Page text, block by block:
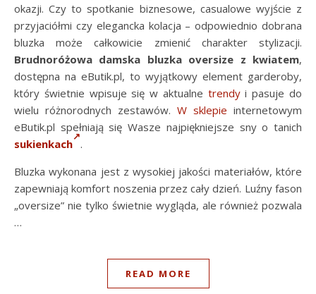
okazji. Czy to spotkanie biznesowe, casualowe wyjście z
przyjaciółmi czy elegancka kolacja – odpowiednio dobrana
bluzka może całkowicie zmienić charakter stylizacji.
Brudnoróżowa damska bluzka oversize z kwiatem,
dostępna na eButik.pl, to wyjątkowy element garderoby,
który świetnie wpisuje się w aktualne trendyi pasuje do
wielu różnorodnych zestawów. W sklepie internetowym
eButik.pl spełniają się Wasze najpiękniejsze sny o tanich
sukienkach .
Bluzka wykonana jest z wysokiej jakości materiałów, które
zapewniają komfort noszenia przez cały dzień. Luźny fason
„oversize” nie tylko świetnie wygląda, ale również pozwala
…
READ MORE